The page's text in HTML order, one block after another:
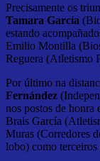
Precisamente os
Tamara García
estando
Emilio Montilla
Reguera (Atletismo
Por último na
Fernández
nos postos de honra
Brais García
Muras (Corredores
lobo) como